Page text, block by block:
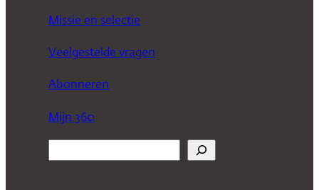
Missie en selectie
Veelgestelde vragen
Abonneren
Mijn 360